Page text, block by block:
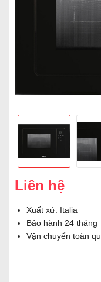
Liên hệ
Xuất xứ: Italia
Bảo hành 24 tháng
Vận chuyển toàn